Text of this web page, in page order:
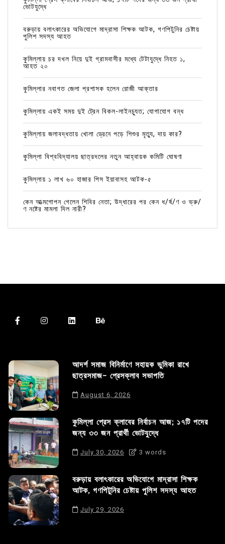
ভোটযুদ্ধে
বরুড়ায় বলাৎকারের অভিযোগে মাদ্রাসা শিক্ষক আটক, গণপিটুনির চেষ্টায়
পুলিশ সদস্য আহত
কুমিল্লায় চর দখল নিয়ে দুই গ্রামবাসীর মধ্যে টেটাযুদ্ধে নিহত ১,
আহত ২০
কুমিল্লার নবাগত জেলা প্রশাসক হলেন রোজী আক্তার
কুমিল্লায় একই সময় দুই ট্রেন বিকল-লাইনচ্যুত; যোগাযোগ বন্ধ
কুমিল্লায় জলাবদ্ধতায় খোলা ড্রেনে পড়ে শিশুর মৃত্যু, দায় কার?
কুমিল্লা বিশ্ববিদ্যালয় ছাত্রদলের নতুন আহ্বায়ক কমিটি ঘোষণা
কুমিল্লায় ১ লাখ ৬০ হাজার পিস ইয়াবাসহ আটক-৫
কেন আত্মগোপন গেলেন শিবির নেতা; উদ্ধারের পর কেন ধ/র্ষ/ণ ও ভ্রু/
ণ নষ্টের মামলা দিল নারী?
আদর্শ সমাজ বিনির্মাণে সহায়ক ভুমিকা রাখে
ছাত্রসমাজ- প্রেসক্লাব সভাপতি
August 6, 2026
কুমিল্লা প্রেস ক্লাবের নির্বাচন আজ; ১৭টি পদের
জন্য ৩৩ জন প্রার্থী ভোটযুদ্ধে
July 30, 2026 3 words
বরুড়ায় বলাৎকারের অভিযোগে মাদ্রাসা শিক্ষক
আটক, গণপিটুনির চেষ্টায় পুলিশ সদস্য আহত
July 29, 2026